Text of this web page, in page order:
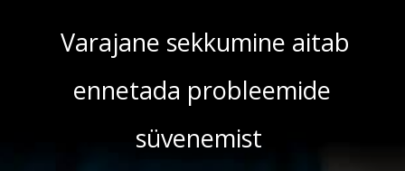
Varajane sekkumine aitab
ennetada probleemide
süvenemist